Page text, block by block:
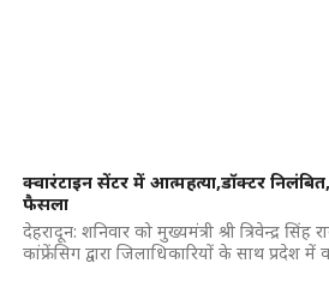
क्वारंटाइन सेंटर में आत्महत्या,डॉक्टर
फैसला
देहरादून: शनिवार को मुख्यमंत्री श्री त्रिवेन्द्र
कांफ्रेंसिग द्वारा जिलाधिकारियों के साथ प्रदेश में